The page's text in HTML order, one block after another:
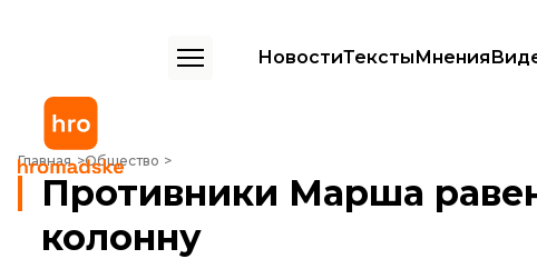
НовостиТекстыМнения
Главная Общество
Противники Марша равенства ворвались в колонну
Противники Марша
колонну